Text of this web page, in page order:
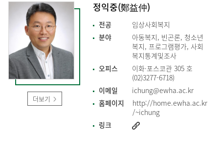
더보기
정익중(鄭益仲)
전공
임상사회복지
분야
아동복지, 빈곤론, 청소년
복지, 프로그램평가, 사회
복지통계및조사
오피스
이화·포스코관 305 호
(02)3277-6718)
이메일
ichung@ewha.ac.kr
홈페이지
http://home.ewha.ac.kr
/~ichung
링크